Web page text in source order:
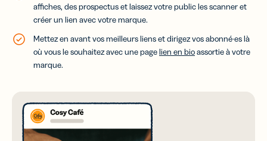
affiches, des prospectus et laissez votre public les scanner et
créer un lien avec votre marque.
Mettez en avant vos meilleurs liens et dirigez vos abonné·es là
où vous le souhaitez avec une pagelien en bioassortie à votre
marque.